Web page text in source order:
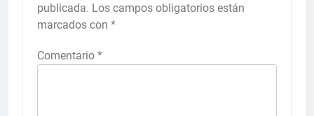
publicada. Los campos obligatorios están
marcados con *
Comentario *